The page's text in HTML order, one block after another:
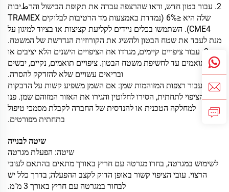
2. עבור בטון חדש, ודאו שהרצפה עברה את תקופת הבישול והרطיבות
שלה היא ≤6% (נמדדת באמצעות מד הרטיבות לבלוקים TRAMEX
CME4). השתמשו בכלים ניידים לקליעת קציצות או בציוד למיגון על
מנת לעבד את שטח הבטון ולהשיג את הקורוזיות הנדרשת של המשטח.
3. עבור ציפויים קיימים, מגרדו את הציפויים הישנים הלא יציבים או
הלא תואמים עד לחשיפת משטח הבטון. ציפויים תואמים, נקיים, יבשים
ובריאים עשויים שלא להזדקק להסרה.
4. עבור רצפות המזוהמות שמן: אם השמן משפיע קשות על הדבקות
של הציפוי לתחתית, הסירו לחלוטין והגירו את האזור המזוהם שמן. פנו
למחלקה הטכנית או להנדסית של החברה לקבלת מסמכי טיפול
בתחתית מפורטים.
שיטה לבנייה
שיטה: הפעלת מגרטה
לשימוש במגרטה, בחרו מגרטה עם חריץ באורך מתאים בהתאם לעובי
הרצוי. עובי הציפוי קשור באופן הדוק לקצב ההפעלה; בדרך כלל יש
לבחור במגרטה עם חריץ באורך 3 מ"מ.